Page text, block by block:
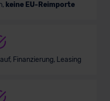
keine EU-Reimporte
Finanzierung, Leasing